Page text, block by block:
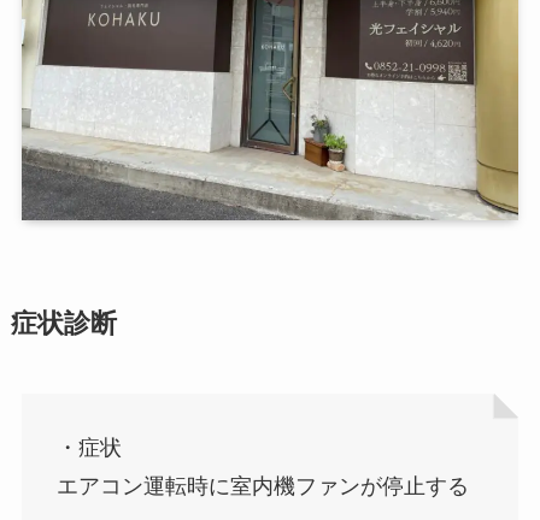
症状診断
・症状
エアコン運転時に室内機ファンが停止する